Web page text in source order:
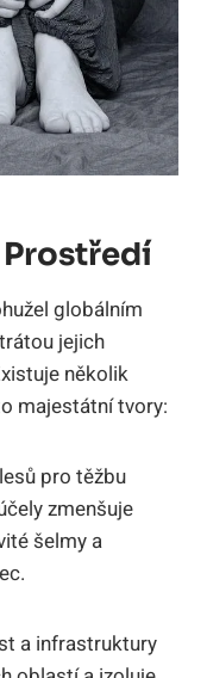
globálním
jejich
několik
majestátní tvory:
pro těžbu
zmenšuje
šelmy a
a infrastruktury